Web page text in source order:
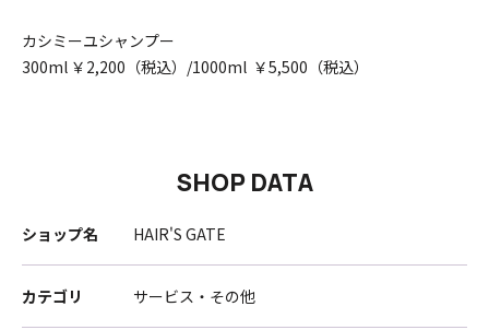
カシミーユシャンプー
300ml ￥2,200（税込）/1000ml ￥5,500（税込）
SHOP DATA
ショップ名 HAIR'S GATE
カテゴリ サービス・その他